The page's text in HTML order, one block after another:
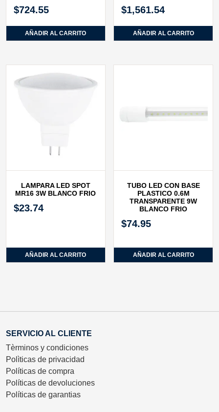
$724.55
AÑADIR AL CARRITO
$1,561.54
AÑADIR AL CARRITO
LAMPARA LED SPOT
MR16 3W BLANCO FRIO
$23.74
AÑADIR AL CARRITO
TUBO LED CON BASE
PLASTICO 0.6M
TRANSPARENTE 9W
BLANCO FRIO
$74.95
AÑADIR AL CARRITO
SERVICIO AL CLIENTE
Tèrminos y condiciones
Polìticas de privacidad
Políticas de compra
Políticas de devoluciones
Políticas de garantias